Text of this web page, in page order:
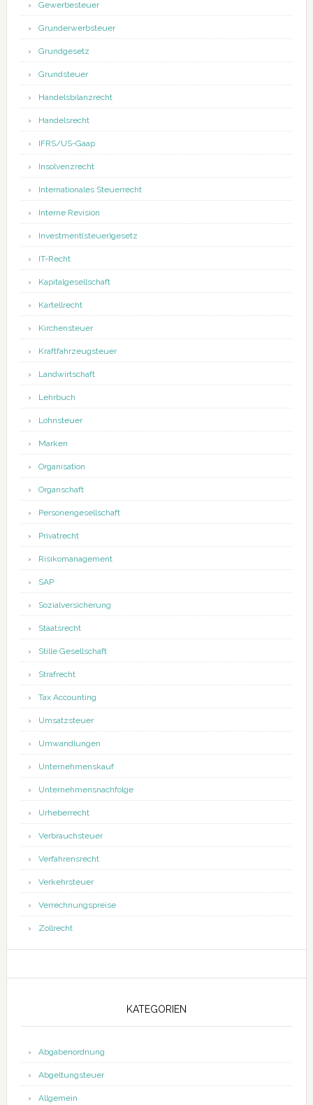
Gewerbesteuer
Grunderwerbsteuer
Grundgesetz
Grundsteuer
Handelsbilanzrecht
Handelsrecht
IFRS/US-Gaap
Insolvenzrecht
Internationales Steuerrecht
Interne Revision
Investment(steuer)gesetz
IT-Recht
Kapitalgesellschaft
Kartellrecht
Kirchensteuer
Kraftfahrzeugsteuer
Landwirtschaft
Lehrbuch
Lohnsteuer
Marken
Organisation
Organschaft
Personengesellschaft
Privatrecht
Risikomanagement
SAP
Sozialversicherung
Staatsrecht
Stille Gesellschaft
Strafrecht
Tax Accounting
Umsatzsteuer
Umwandlungen
Unternehmenskauf
Unternehmensnachfolge
Urheberrecht
Verbrauchsteuer
Verfahrensrecht
Verkehrsteuer
Verrechnungspreise
Zollrecht
KATEGORIEN
Abgabenordnung
Abgeltungsteuer
Allgemein